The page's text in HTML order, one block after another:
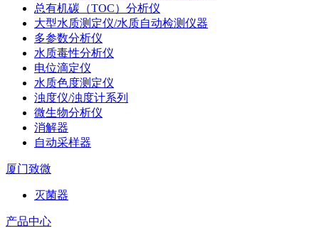
总有机碳（TOC）分析仪
大型水质测定仪/水质自动检测仪器
多参数分析仪
水质毒性分析仪
电位滴定仪
水质色度测定仪
浊度仪/浊度计系列
微生物分析仪
消解器
自动采样器
厦门致微
灭菌器
产品中心